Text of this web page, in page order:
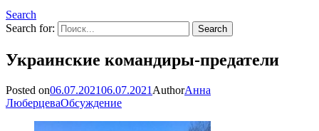
Search
Search for:
Украинские командиры-предатели
Posted on06.07.202106.07.2021 AuthorАнна
ЛюберцеваОбсуждение